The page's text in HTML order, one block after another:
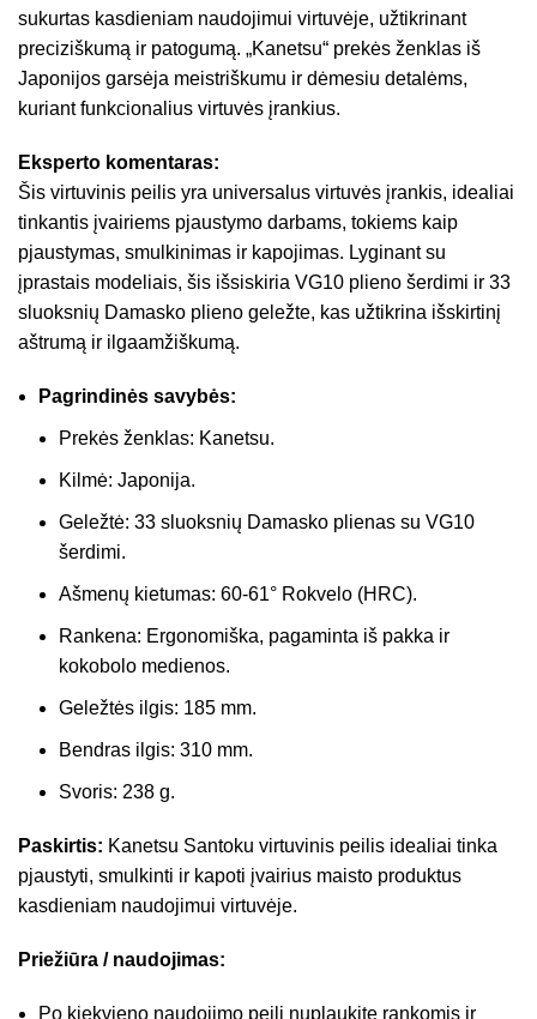
sukurtas kasdieniam naudojimui virtuvėje, užtikrinant
preciziškumą ir patogumą. „Kanetsu“ prekės ženklas iš
Japonijos garsėja meistriškumu ir dėmesiu detalėms,
kuriant funkcionalius virtuvės įrankius.
Eksperto komentaras:
Šis virtuvinis peilis yra universalus virtuvės įrankis, idealiai
tinkantis įvairiems pjaustymo darbams, tokiems kaip
pjaustymas, smulkinimas ir kapojimas. Lyginant su
įprastais modeliais, šis išsiskiria VG10 plieno šerdimi ir 33
sluoksnių Damasko plieno geležte, kas užtikrina išskirtinį
aštrumą ir ilgaamžiškumą.
Pagrindinės savybės:
Prekės ženklas: Kanetsu.
Kilmė: Japonija.
Geležtė: 33 sluoksnių Damasko plienas su VG10
šerdimi.
Ašmenų kietumas: 60-61° Rokvelo (HRC).
Rankena: Ergonomiška, pagaminta iš pakka ir
kokobolo medienos.
Geležtės ilgis: 185 mm.
Bendras ilgis: 310 mm.
Svoris: 238 g.
Paskirtis: Kanetsu Santoku virtuvinis peilis idealiai tinka
pjaustyti, smulkinti ir kapoti įvairius maisto produktus
kasdieniam naudojimui virtuvėje.
Priežiūra / naudojimas:
Po kiekvieno naudojimo peilį nuplaukite rankomis ir